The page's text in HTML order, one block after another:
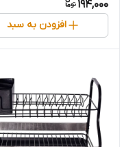
194,000
افزودن به سبد